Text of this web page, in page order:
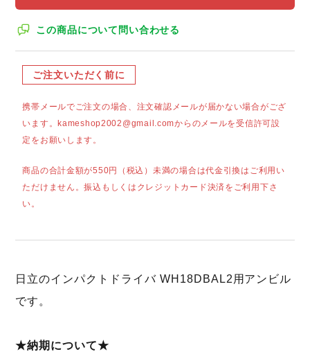
この商品について問い合わせる
ご注文いただく前に
携帯メールでご注文の場合、注文確認メールが届かない場合がござ
います。kameshop2002@gmail.comからのメールを受信許可設
定をお願いします。
商品の合計金額が550円（税込）未満の場合は代金引換はご利用い
ただけません。振込もしくはクレジットカード決済をご利用下さ
い。
日立のインパクトドライバ WH18DBAL2用アンビル
です。
★納期について★